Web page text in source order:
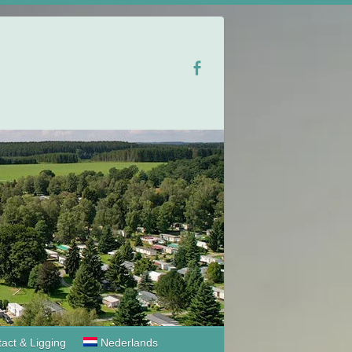
& Ligging Nederlands